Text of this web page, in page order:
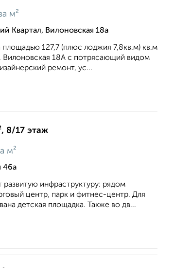
м²
Квартал, Вилоновская 18а
127,7 (плюс лоджия 7,8кв.м) кв.м
Вилоновская 18А с потрясающий видом
ремонт, ус...
8/17 этаж
м²
46а
инфраструктуру: рядом
центр, парк и фитнес-центр. Для
детская площадка. Также во дв...